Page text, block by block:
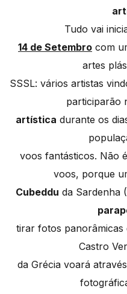
Tudo vai
14 de Setembro com
artes
SSSL: vários artistas
participarão
artística durante os
voos fantásticos. Não
voos, porque
Cubeddu da Sardenha
tirar fotos panorâmicas
Castro
da Grécia voará